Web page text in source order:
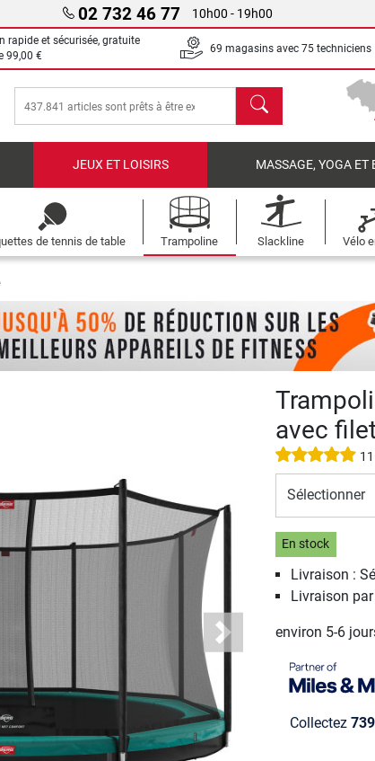
02 732 46 77 10h00 - 19h00
rapide et sécurisée, gratuite
99,00 €
69 magasins avec 75 techniciens
chercher
JEUX ET LOISIRS MASSAGE, YOGA ET
de tennis de table Trampoline Slackline Vélo
Next
avec
Sélectionner
En stock
Livraison :
Livraison
environ 5-6
Collectez 739